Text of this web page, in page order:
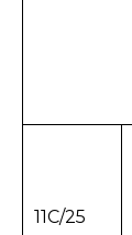
11C/25